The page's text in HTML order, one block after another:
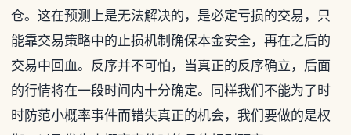
仓。这在预测上是无法解决的，是必定亏损的交易，只
能靠交易策略中的止损机制确保本金安全，再在之后的
交易中回血。反序并不可怕，当真正的反序确立，后面
的行情将在一段时间内十分确定。同样我们不能为了时
时防范小概率事件而错失真正的机会，我们要做的是权